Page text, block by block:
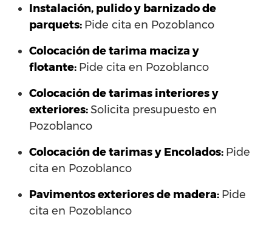
Instalación, pulido y barnizado de
parquets: Pide cita en Pozoblanco
Colocación de tarima maciza y
flotante: Pide cita en Pozoblanco
Colocación de tarimas interiores y
exteriores:Solicita presupuesto en
Pozoblanco
Colocación de tarimas y Encolados: Pide
cita en Pozoblanco
Pavimentos exteriores de madera: Pide
cita en Pozoblanco